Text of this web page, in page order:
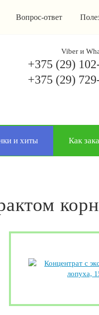
Вопрос-ответ
Viber и
+375 (29)
+375 (29)
и хиты Как